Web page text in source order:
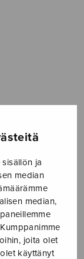
ja
median
median,
joita olet
käyttänyt